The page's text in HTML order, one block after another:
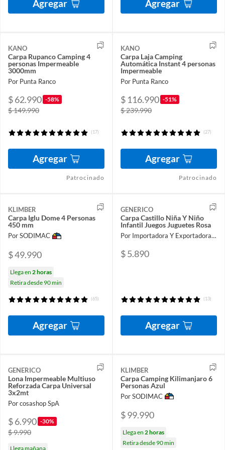
Agregar Agregar
KANO
Carpa Rupanco Camping 4
personas Impermeable
3000mm
Por Punta Ranco
$ 62.990 -58%
$ 149.990
(17)
Agregar
Patrocinado
KANO
Carpa Laja Camping
Automática Instant 4 personas
Impermeable
Por Punta Ranco
$ 116.990 -51%
$ 239.990
(27)
Agregar
Patrocinado
KLIMBER
Carpa Iglu Dome 4 Personas
450 mm
Por SODIMAC
$ 49.990
Llega en 2 horas
Retira desde 90 min
(65)
Agregar
GENERICO
Carpa Castillo Niña Y Niño
Infantil Juegos Juguetes Rosa
Por Importadora Y Exportadora Osmao Limitada
$ 5.890
(13)
Agregar
GENERICO
Lona Impermeable Multiuso
Reforzada Carpa Universal
3x2mt
Por cosashop SpA
$ 6.990 -30%
$ 9.990
Llega mañana
KLIMBER
Carpa Camping Kilimanjaro 6
Personas Azul
Por SODIMAC
$ 99.990
Llega en 2 horas
Retira desde 90 min